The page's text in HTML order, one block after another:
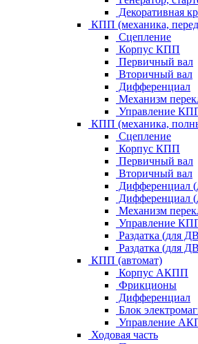
Декоративная
КПП (механика,
Сцепление
Корпус КПП
Первичный вал
Вторичный вал
Дифференциал
Механизм
Управление
КПП (механика,
Сцепление
Корпус КПП
Первичный вал
Вторичный вал
Дифференциал
Дифференциал
Механизм
Управление
Раздатка (для
Раздатка (для
КПП (автомат)
Корпус АКПП
Фрикционы
Дифференциал
Блок
Управление
Ходовая часть